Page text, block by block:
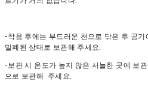
-착용 후에는 부드러운 천으로 닦은 후 공
밀폐된 상태로 보관해 주세요.
-보관 시 온도가 높지 않은 서늘한 곳에 보
으로 보관해 주세요.